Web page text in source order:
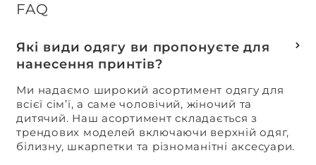
FAQ
Які види одягу ви пропонуєте для
нанесення принтів?
Ми надаємо широкий асортимент одягу для
всієї сім’ї, а саме чоловічий, жіночий та
дитячий. Наш асортимент складається з
трендових моделей включаючи верхній одяг,
білизну, шкарпетки та різноманітні аксесуари.